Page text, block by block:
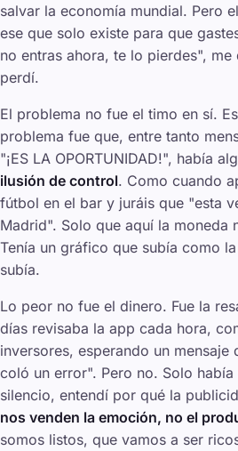
salvar la economía mundial. Pero
ese que solo existe para que
no entras ahora, te lo pierdes",
perdí.
El problema no fue el timo en sí.
problema fue que, entre tanto
"¡ES LA OPORTUNIDAD!", había
ilusión de control. Como cuando
fútbol en el bar y juráis que "esta
Madrid". Solo que aquí la moneda
Tenía un gráfico que subía como
subía.
Lo peor no fue el dinero. Fue la
días revisaba la app cada hora,
inversores, esperando un mensaje
coló un error". Pero no. Solo había
silencio, entendí por qué la
nos venden la emoción, no el
somos listos, que vamos a ser